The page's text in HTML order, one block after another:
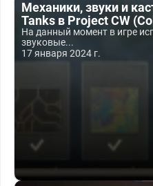
Механики, звуки и
Tanks в Project CW
На данный момент в игре
звуковые...
17 января 2024 г.